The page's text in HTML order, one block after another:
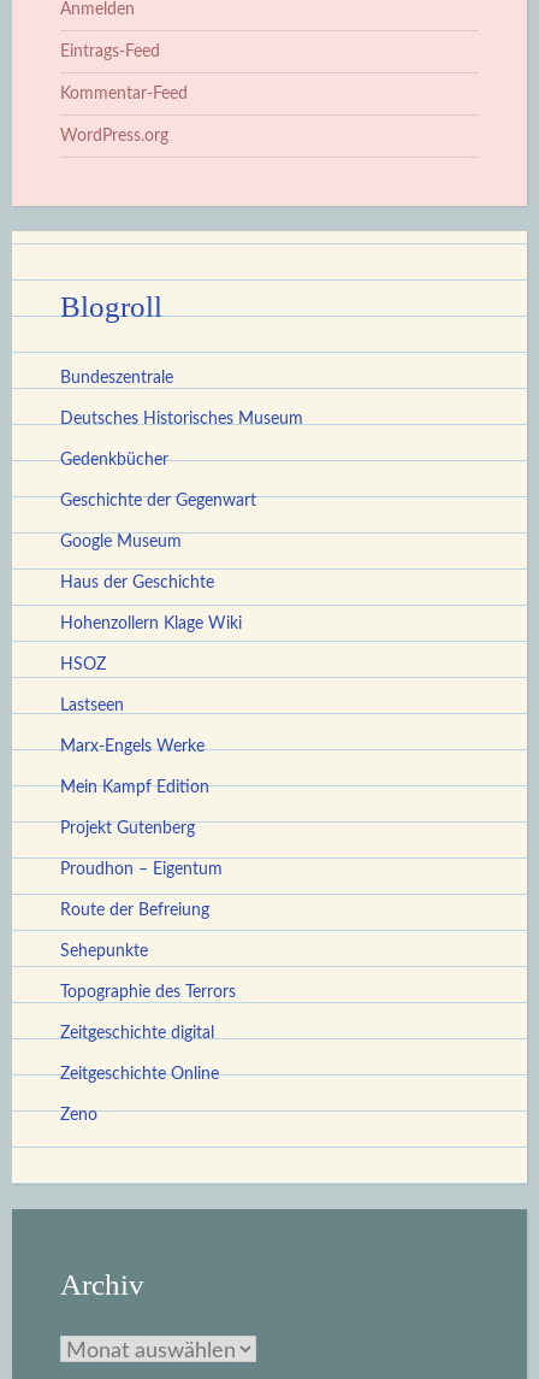
Anmelden
Eintrags-Feed
Kommentar-Feed
WordPress.org
Blogroll
Bundeszentrale
Deutsches Historisches Museum
Gedenkbücher
Geschichte der Gegenwart
Google Museum
Haus der Geschichte
Hohenzollern Klage Wiki
HSOZ
Lastseen
Marx-Engels Werke
Mein Kampf Edition
Projekt Gutenberg
Proudhon – Eigentum
Route der Befreiung
Sehepunkte
Topographie des Terrors
Zeitgeschichte digital
Zeitgeschichte Online
Zeno
Archiv
Archiv